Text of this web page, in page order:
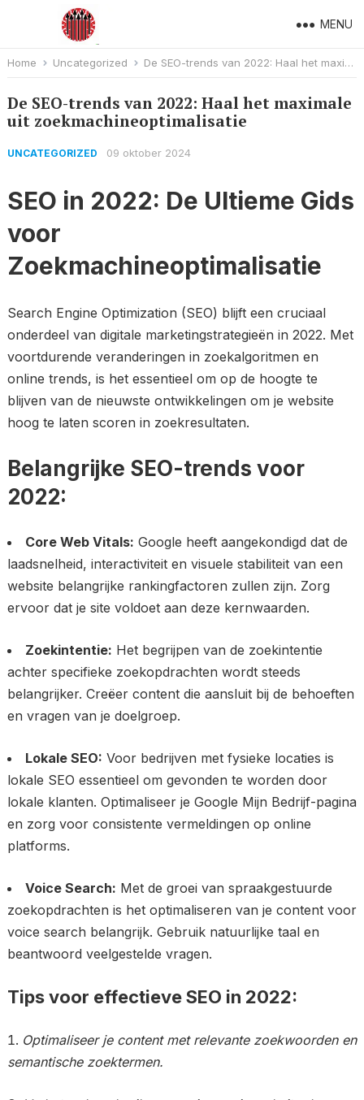
MENU
Home Uncategorized De SEO-trends van 2022: Haal het maximale uit zoekmachineoptimalisatie
De SEO-trends van 2022: Haal het maximale
uit zoekmachineoptimalisatie
UNCATEGORIZED 09 oktober 2024
SEO in 2022: De Ultieme Gids
voor
Zoekmachineoptimalisatie
Search Engine Optimization (SEO) blijft een cruciaal
onderdeel van digitale marketingstrategieën in 2022. Met
voortdurende veranderingen in zoekalgoritmen en
online trends, is het essentieel om op de hoogte te
blijven van de nieuwste ontwikkelingen om je website
hoog te laten scoren in zoekresultaten.
Belangrijke SEO-trends voor
2022:
Core Web Vitals: Google heeft aangekondigd dat de
laadsnelheid, interactiviteit en visuele stabiliteit van een
website belangrijke rankingfactoren zullen zijn. Zorg
ervoor dat je site voldoet aan deze kernwaarden.
Zoekintentie: Het begrijpen van de zoekintentie
achter specifieke zoekopdrachten wordt steeds
belangrijker. Creëer content die aansluit bij de behoeften
en vragen van je doelgroep.
Lokale SEO: Voor bedrijven met fysieke locaties is
lokale SEO essentieel om gevonden te worden door
lokale klanten. Optimaliseer je Google Mijn Bedrijf-pagina
en zorg voor consistente vermeldingen op online
platforms.
Voice Search: Met de groei van spraakgestuurde
zoekopdrachten is het optimaliseren van je content voor
voice search belangrijk. Gebruik natuurlijke taal en
beantwoord veelgestelde vragen.
Tips voor effectieve SEO in 2022:
Optimaliseer je content met relevante zoekwoorden en
semantische zoektermen.